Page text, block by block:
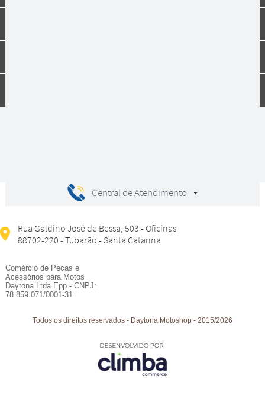
Central de Atendimento
Rua Galdino José de Bessa, 503 - Oficinas
88702-220 - Tubarão - Santa Catarina
Comércio de Peças e
Acessórios para Motos
Daytona Ltda Epp - CNPJ:
78.859.071/0001-31
Todos os direitos reservados -Daytona Motoshop -2015/2026